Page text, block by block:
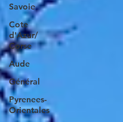
Savoie
Cote
d'Azur/
Corse
Aude
Général
Pyrenees-
Orientales